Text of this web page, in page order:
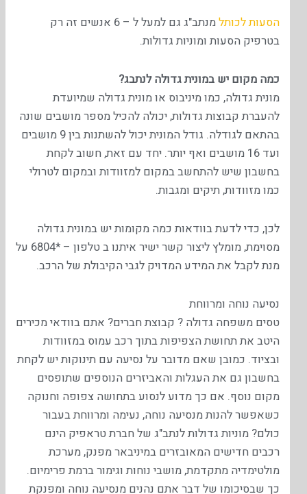
הסעות לכותל
מנתב"ג גם למעל ל – 6 אנשים זה רק
בטרפיק הסעות ומוניות גדולות.
כמה מקום יש במונית גדולה לנתבג?
מונית גדולה, כמו מיניבוס או מונית גדולה שמיועדת
להעברת קבוצות גדולות, יכולה להכיל מספר מושבים שונה
בהתאם לגודלה. גודל המונית יכול להשתנות בין 9 מושבים
ועד 16 מושבים ואף יותר. יחד עם זאת, חשוב לקחת
בחשבון שיש להתחשב במקום למזוודות ובמקום לטרולי
כמו מזוודות, תיקים ומגבות.
לכן, כדי לדעת בוודאות כמה מקומות יש במונית גדולה
מסוימת, מומלץ ליצור קשר ישיר איתנו ב טלפון – *6804 על
מנת לקבל את המידע המדויק לגבי הקיבולת של הרכב.
נסיעה נוחה ומרווחת
טסים משפחה גדולה ? קבוצת חברים? אתם בוודאי מכירים
היטב את תחושת הצפיפות בתוך רכב עמוס במזוודות
ובציוד. כמובן שאם מדובר על נסיעה עם תינוקות יש לקחת
בחשבון גם את העגלות והאביזרים הנוספים שתופסים
מקום נוסף. אם כך מדוע לנסוע בתחושה צפופה וחנוקה
כשאפשר להנות מנסיעה נוחה, נעימה ומרווחת בעבור
כולם? מוניות גדולות לנתב"ג של חברת טראפיק הינם
רכבים חדישים המאובזרים במיניבאר מפנק, מערכת
מולטימדיה מתקדמת, מושבי נוחות וגימור ברמת פרימיום.
כך שבסיכומו של דבר אתם נהנים מנסיעה נוחה ומפנקת